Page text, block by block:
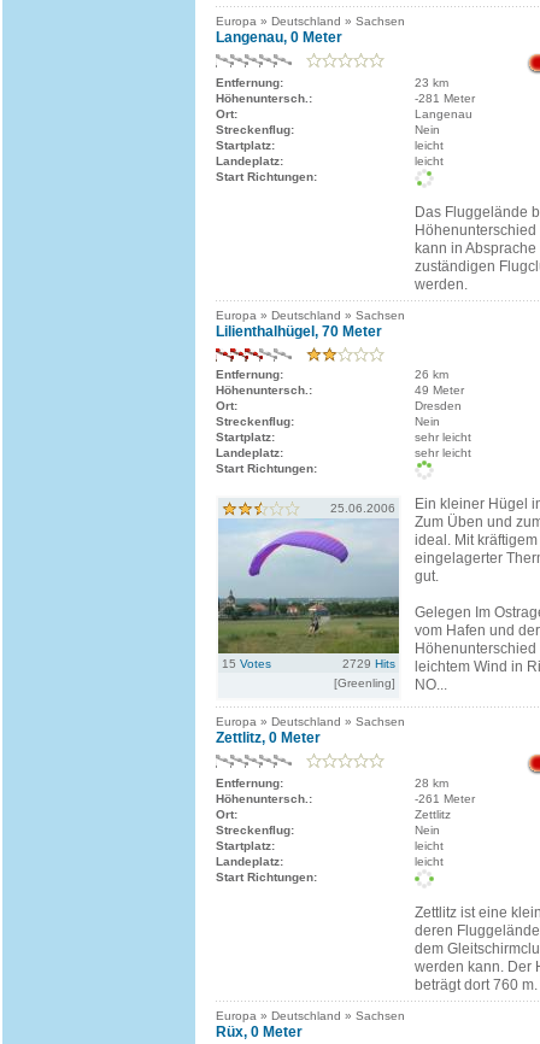
Europa » Deutschland » Sachsen
Langenau, 0 Meter
Entfernung:
23 km
Höhenuntersch.:
-281 Meter
Ort:
Langenau
Streckenflug:
Nein
Startplatz:
leicht
Landeplatz:
leicht
Start Richtungen:
Das Fluggelände
kann in
zuständigen
werden.
Europa » Deutschland » Sachsen
Lilienthalhügel, 70 Meter
Entfernung:
26 km
Höhenuntersch.:
49 Meter
Ort:
Dresden
Streckenflug:
Nein
Startplatz:
sehr leicht
Landeplatz:
sehr leicht
Start Richtungen:
25.06.2006
15 Votes 2729 Hits
[Greenling]
Ein kleiner Hügel
Zum Üben und
ideal. Mit
eingelagerter
gut.
Gelegen Im
vom Hafen und
leichtem Wind in
NO...
Europa » Deutschland » Sachsen
Zettlitz, 0 Meter
Entfernung:
28 km
Höhenuntersch.:
-261 Meter
Ort:
Zettlitz
Streckenflug:
Nein
Startplatz:
leicht
Landeplatz:
leicht
Start Richtungen:
Zettlitz ist eine
deren
dem
werden kann. Der
beträgt dort 760 m.
Europa » Deutschland » Sachsen
Rüx, 0 Meter